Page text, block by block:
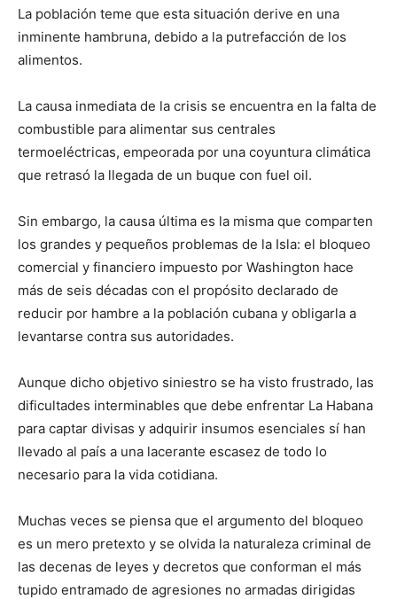
La población teme que esta situación derive en una
inminente hambruna, debido a la putrefacción de los
alimentos.
La causa inmediata de la crisis se encuentra en la falta de
combustible para alimentar sus centrales
termoeléctricas, empeorada por una coyuntura climática
que retrasó la llegada de un buque con fuel oil.
Sin embargo, la causa última es la misma que comparten
los grandes y pequeños problemas de la Isla: el bloqueo
comercial y financiero impuesto por Washington hace
más de seis décadas con el propósito declarado de
reducir por hambre a la población cubana y obligarla a
levantarse contra sus autoridades.
Aunque dicho objetivo siniestro se ha visto frustrado, las
dificultades interminables que debe enfrentar La Habana
para captar divisas y adquirir insumos esenciales sí han
llevado al país a una lacerante escasez de todo lo
necesario para la vida cotidiana.
Muchas veces se piensa que el argumento del bloqueo
es un mero pretexto y se olvida la naturaleza criminal de
las decenas de leyes y decretos que conforman el más
tupido entramado de agresiones no armadas dirigidas